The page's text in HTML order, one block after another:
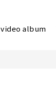
video album